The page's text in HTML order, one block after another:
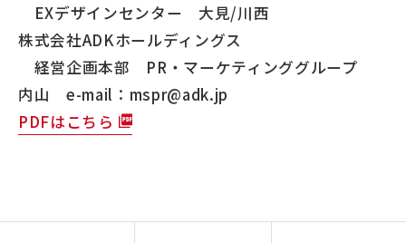
EXデザインセンター 大見/川西
株式会社ADKホールディングス
経営企画本部 PR・マーケティンググループ
内山 e-mail：mspr@adk.jp
PDFはこちら